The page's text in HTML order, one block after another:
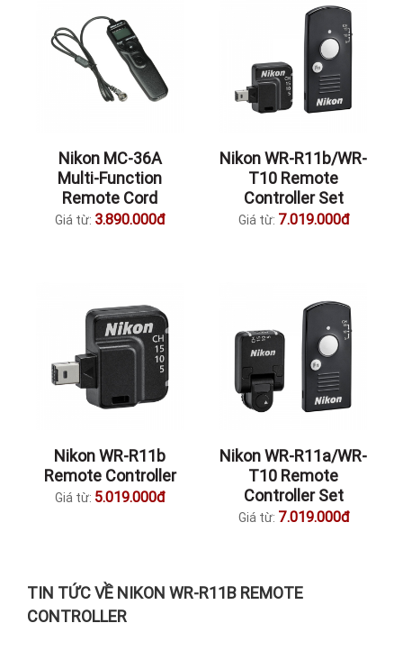
Nikon MC-36A
Multi-Function
Remote Cord
Giá từ: 3.890.000đ
Nikon WR-R11b/WR-
T10 Remote
Controller Set
Giá từ: 7.019.000đ
Nikon WR-R11b
Remote Controller
Giá từ: 5.019.000đ
Nikon WR-R11a/WR-
T10 Remote
Controller Set
Giá từ: 7.019.000đ
TIN TỨC VỀ NIKON WR-R11B REMOTE
CONTROLLER